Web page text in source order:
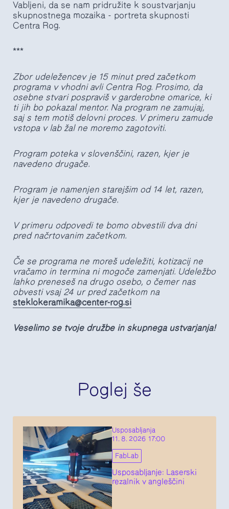
Vabljeni, da se nam pridružite k soustvarjanju
skupnostnega mozaika - portreta skupnosti
Centra Rog.
***
Zbor udeležencev je 15 minut pred začetkom
programa v vhodni avli Centra Rog. Prosimo, da
osebne stvari pospraviš v garderobne omarice, ki
ti jih bo pokazal mentor. Na program ne zamujaj,
saj s tem motiš delovni proces. V primeru zamude
vstopa v lab žal ne moremo zagotoviti.
Program poteka v slovenščini, razen, kjer je
navedeno drugače.
Program je namenjen starejšim od 14 let, razen,
kjer je navedeno drugače.
V primeru odpovedi te bomo obvestili dva dni
pred načrtovanim začetkom.
Če se programa ne moreš udeležiti, kotizacij ne
vračamo in termina ni mogoče zamenjati. Udeležbo
lahko preneseš na drugo osebo, o čemer nas
obvesti vsaj 24 ur pred začetkom na
steklokeramika@center-rog.si
Veselimo se tvoje družbe in skupnega ustvarjanja!
Poglej še
Usposabljanja
11. 8. 2026 17:00
FabLab
Usposabljanje: Laserski
rezalnik v angleščini